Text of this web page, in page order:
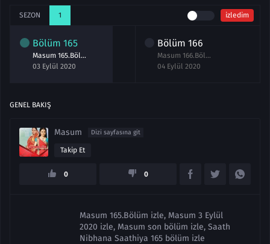
SEZON 1 izledim
Bölüm 165
Masum 165.Bölüm izle 3 Eylül 2020
03 Eylül 2020
Bölüm 166
Masum 166.Bölüm izle 4 Eylül 2020
04 Eylül 2020
GENEL BAKIŞ
Masum Dizi sayfasına git
Takip Et
0 0
Masum 165.Bölüm izle, Masum 3 Eylül
2020 izle, Masum son bölüm izle, Saath
Nibhana Saathiya 165 bölüm izle